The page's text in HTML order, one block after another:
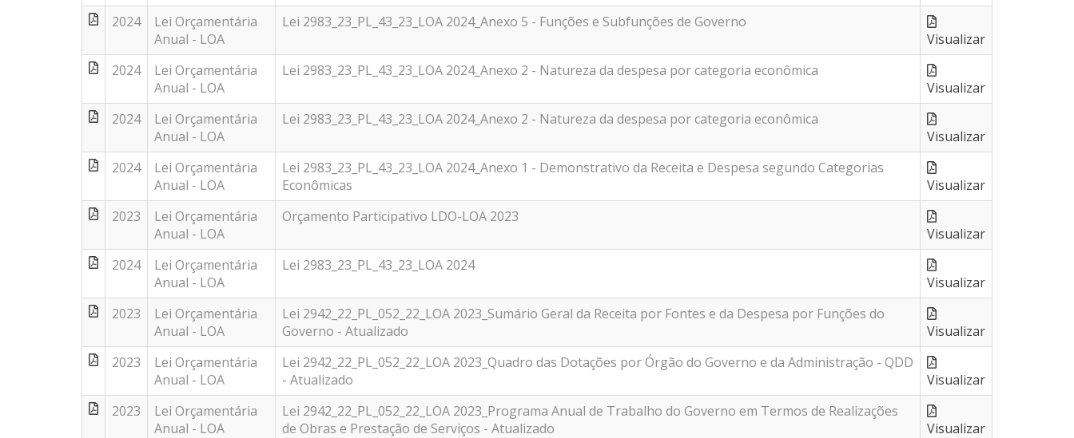
2024
Lei Orçamentária
Anual - LOA
Lei 2983_23_PL_43_23_LOA 2024_Anexo 5 - Funções e Subfunções de Governo
Visualizar
2024
Lei Orçamentária
Anual - LOA
Lei 2983_23_PL_43_23_LOA 2024_Anexo 2 - Natureza da despesa por categoria econômica
Visualizar
2024
Lei Orçamentária
Anual - LOA
Lei 2983_23_PL_43_23_LOA 2024_Anexo 2 - Natureza da despesa por categoria econômica
Visualizar
2024
Lei Orçamentária
Anual - LOA
Lei 2983_23_PL_43_23_LOA 2024_Anexo 1 - Demonstrativo da Receita e Despesa segundo Categorias
Econômicas
Visualizar
2023
Lei Orçamentária
Anual - LOA
Orçamento Participativo LDO-LOA 2023
Visualizar
2024
Lei Orçamentária
Anual - LOA
Lei 2983_23_PL_43_23_LOA 2024
Visualizar
2023
Lei Orçamentária
Anual - LOA
Lei 2942_22_PL_052_22_LOA 2023_Sumário Geral da Receita por Fontes e da Despesa por Funções do
Governo - Atualizado
Visualizar
2023
Lei Orçamentária
Anual - LOA
Lei 2942_22_PL_052_22_LOA 2023_Quadro das Dotações por Órgão do Governo e da Administração - QDD
- Atualizado
Visualizar
2023
Lei Orçamentária
Anual - LOA
Lei 2942_22_PL_052_22_LOA 2023_Programa Anual de Trabalho do Governo em Termos de Realizações
de Obras e Prestação de Serviços - Atualizado
Visualizar